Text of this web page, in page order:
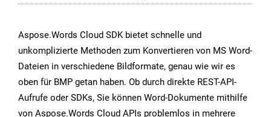
Aspose.Words Cloud SDK bietet schnelle und
unkomplizierte Methoden zum Konvertieren von MS Word-
Dateien in verschiedene Bildformate, genau wie wir es
oben für BMP getan haben. Ob durch direkte REST-API-
Aufrufe oder SDKs, Sie können Word-Dokumente mithilfe
von Aspose.Words Cloud APIs problemlos in mehrere